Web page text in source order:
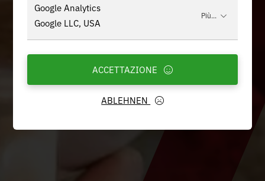
Google Analytics
Google LLC, USA
Più...
ABLEHNEN
ACCETTAZIONE